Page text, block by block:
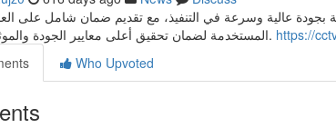
بجودة عالية وسرعة في التنفيذ، مع تقديم ضمان شامل على
المستخدمة لضمان تحقيق أعلى معايير الجودة والموثوقية للعملاء. https://
Who Upvoted